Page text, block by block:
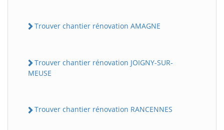
Trouver chantier rénovation AMAGNE
Trouver chantier rénovation JOIGNY-SUR-
MEUSE
Trouver chantier rénovation RANCENNES